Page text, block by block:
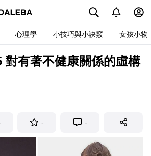
心理學 小技巧與小訣竅 女孩小物
對有著不健康關係的虛構
- -